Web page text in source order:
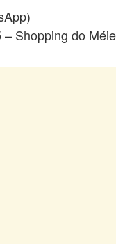
Shopping do